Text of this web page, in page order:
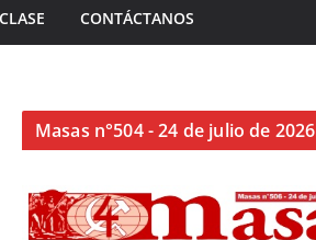
CONTÁCTANOS
Masas n°504 - 24 de julio de 2026